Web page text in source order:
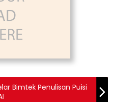
Bimtek Penulisan Puisi